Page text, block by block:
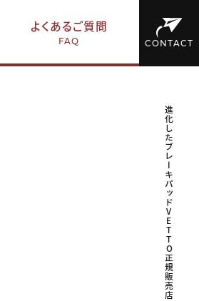
よくあるご質問
FAQ CONTACT
進化したブレーキパッドVETTO正規販売店